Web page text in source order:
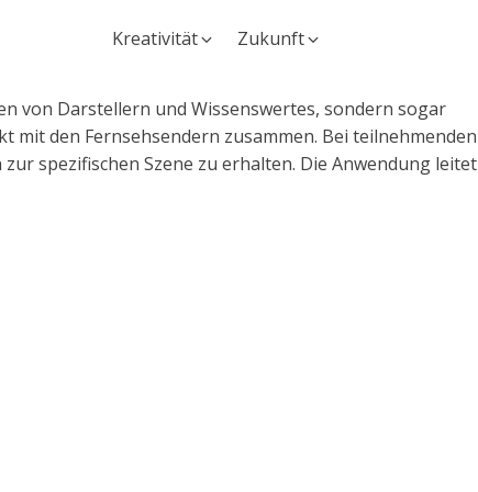
Kreativität Zukunft
von Darstellern und Wissenswertes, sondern sogar
den Fernsehsendern zusammen. Bei teilnehmenden
spezifischen Szene zu erhalten. Die Anwendung leitet